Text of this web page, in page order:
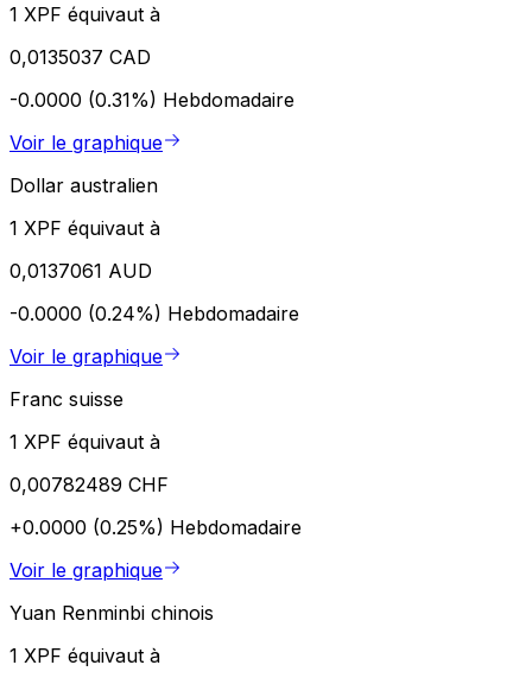
1 XPF équivaut à
0,0135037 CAD
-0.0000 (0.31%) Hebdomadaire
Voir le graphique
Dollar australien
1 XPF équivaut à
0,0137061 AUD
-0.0000 (0.24%) Hebdomadaire
Voir le graphique
Franc suisse
1 XPF équivaut à
0,00782489 CHF
+0.0000 (0.25%) Hebdomadaire
Voir le graphique
Yuan Renminbi chinois
1 XPF équivaut à